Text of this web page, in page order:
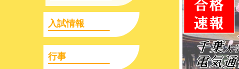
入試情報
行事